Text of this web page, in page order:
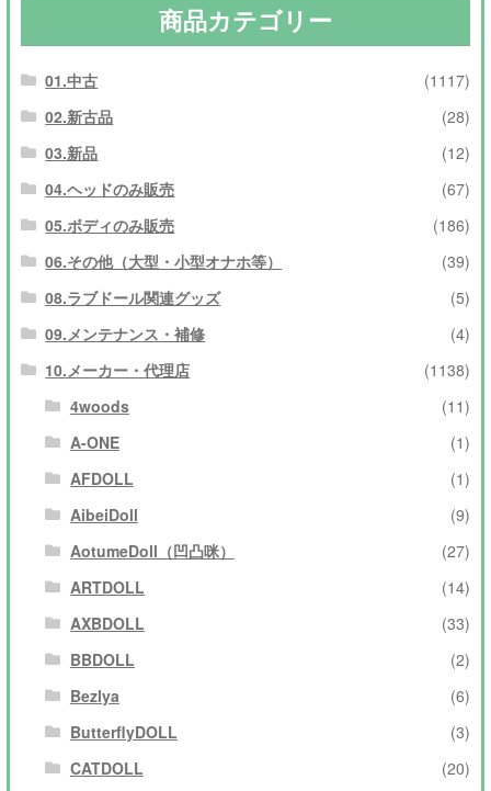
商品カテゴリー
01.中古
(1117)
02.新古品
(28)
03.新品
(12)
04.ヘッドのみ販売
(67)
05.ボディのみ販売
(186)
06.その他（大型・小型オナホ等）
(39)
08.ラブドール関連グッズ
(5)
09.メンテナンス・補修
(4)
10.メーカー・代理店
(1138)
4woods
(11)
A-ONE
(1)
AFDOLL
(1)
AibeiDoll
(9)
AotumeDoll（凹凸咪）
(27)
ARTDOLL
(14)
AXBDOLL
(33)
BBDOLL
(2)
Bezlya
(6)
ButterflyDOLL
(3)
CATDOLL
(20)